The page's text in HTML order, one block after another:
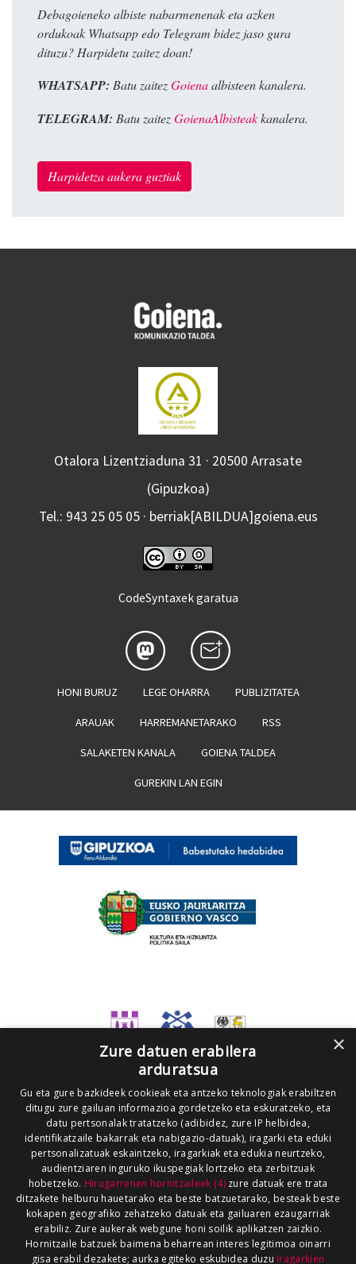
Debagoieneko albiste nabarmenenak eta azken
ordukoak Whatsapp edo Telegram bidez jaso gura
dituzu? Harpidetu zaitez doan!
WHATSAPP: Batu zaitezGoienaalbisteen kanalera.
TELEGRAM: Batu zaitezGoienaAlbisteakkanalera.
Harpidetza aukera guztiak
Otalora Lizentziaduna 31 · 20500 Arrasate
(Gipuzkoa)
Tel.: 943 25 05 05 · berriak[ABILDUA]goiena.eus
CodeSyntaxek garatua
HONI BURUZ LEGE OHARRA PUBLIZITATEA
ARAUAK HARREMANETARAKO RSS
SALAKETEN KANALA GOIENA TALDEA
GUREKIN LAN EGIN
×
Zure datuen erabilera
arduratsua
Gu eta gure bazkideek cookieak eta antzeko teknologiak erabiltzen
ditugu zure gailuan informazioa gordetzeko eta eskuratzeko, eta
datu pertsonalak tratatzeko (adibidez, zure IP helbidea,
identifikatzaile bakarrak eta nabigazio-datuak), iragarki eta eduki
pertsonalizatuak eskaintzeko, iragarkiak eta edukia neurtzeko,
audientziaren inguruko ikuspegiak lortzeko eta zerbitzuak
hobetzeko. Hirugarrenen hornitzaileek (4)zure datuak ere trata
ditzakete helburu hauetarako eta beste batzuetarako, besteak beste
kokapen geografiko zehatzeko datuak eta gailuaren ezaugarriak
erabiliz. Zure aukerak webgune honi soilik aplikatzen zaizkio.
Hornitzaile batzuek baimena beharrean interes legitimoa oinarri
gisa erabil dezakete; aurka egiteko eskubidea duzu Iragarkien